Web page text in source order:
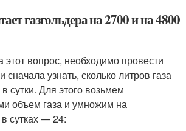
газгольдера на 2700 и на 4800
этот вопрос, необходимо провести
сначала узнать, сколько литров газа
сутки. Для этого возьмем
объем газа и умножим на
сутках — 24: